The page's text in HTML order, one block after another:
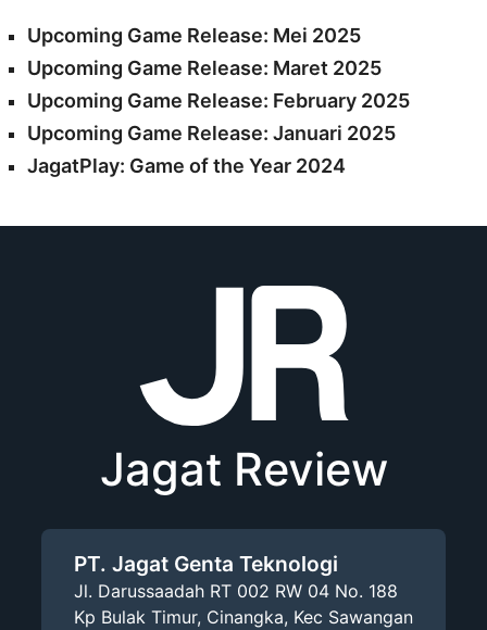
Upcoming Game Release: Mei 2025
Upcoming Game Release: Maret 2025
Upcoming Game Release: February 2025
Upcoming Game Release: Januari 2025
JagatPlay: Game of the Year 2024
Jagat Review
PT. Jagat Genta Teknologi
Jl. Darussaadah RT 002 RW 04 No. 188
Kp Bulak Timur, Cinangka, Kec Sawangan